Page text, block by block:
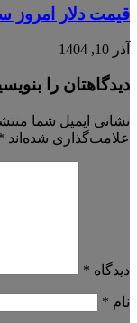
قیمت دلار امروز سر
آذر 10, 1404
دیدگاهتان را
نشانی ایمیل شما
علامت‌گذاری شده‌اند
دیدگاه *
نام *